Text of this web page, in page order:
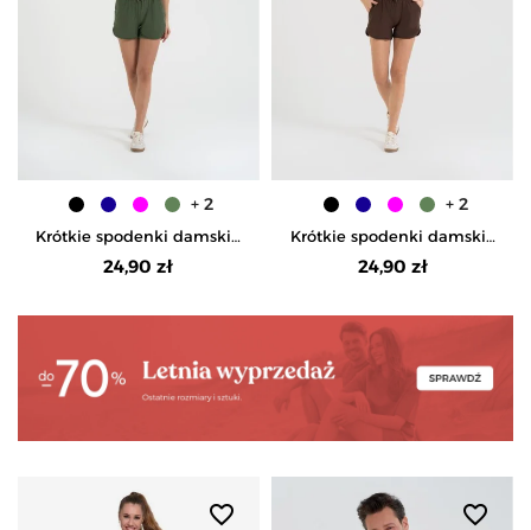
Krótkie spodenki damskie
szorty gładkie - KHAKI
24,90 zł
+ 2
Krótkie spodenki damskie
szorty gładkie - BRĄZOWY
24,90 zł
+ 2
favorite_border favorite_border